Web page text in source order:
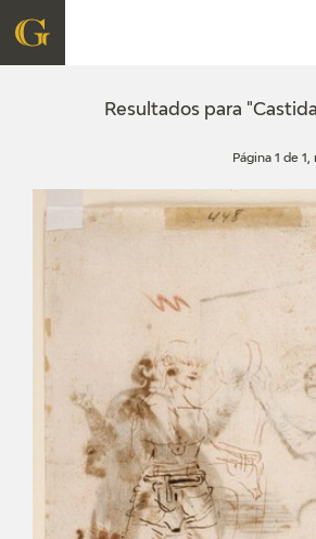
FUNDACIÓN
CENTRO DE INVESTIGACIÓN Y
ACCIÓN CORPORATIVA
SEDE
CONTACTO
PROGRAMACIÓN
Resultados para
Página 1 de